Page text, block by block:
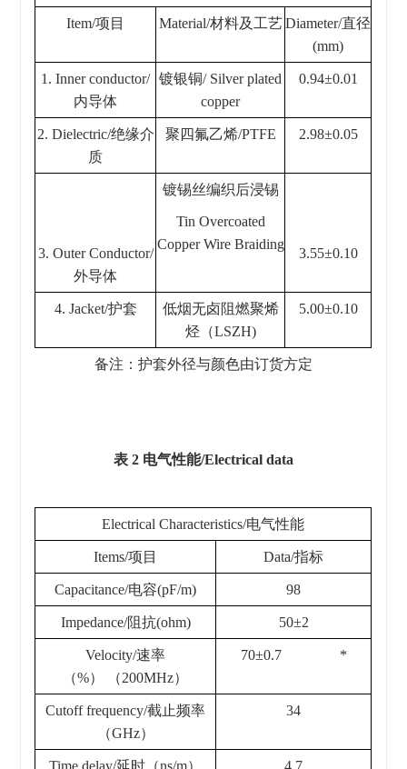
Item/项目 Material/材料及工艺 Diameter/直径
(mm)
1. Inner conductor/
内导体
镀银铜/ Silver plated
copper
0.94±0.01
2. Dielectric/绝缘介
质
聚四氟乙烯/PTFE 2.98±0.05
3. Outer Conductor/
外导体
镀锡丝编织后浸锡
Tin Overcoated
Copper Wire Braiding
3.55±0.10
4. Jacket/护套
低烟无卤阻燃聚烯
烃（LSZH)
5.00±0.10
备注：护套外径与颜色由订货方定
表 2 电气性能/Electrical data
Electrical Characteristics/电气性能
Items/项目 Data/指标
Capacitance/电容(pF/m) 98
Impedance/阻抗(ohm) 50±2
Velocity/速率
（%） （200MHz）
70±0.7 *
Cutoff frequency/截止频率
（GHz）
34